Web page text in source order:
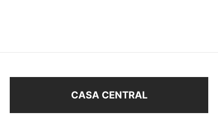
CASA CENTRAL